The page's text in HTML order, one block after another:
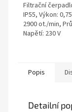
Filtrační
IP55, Výkon:
2900 ot./min,
Napětí: 230 V
Popis
Detailní